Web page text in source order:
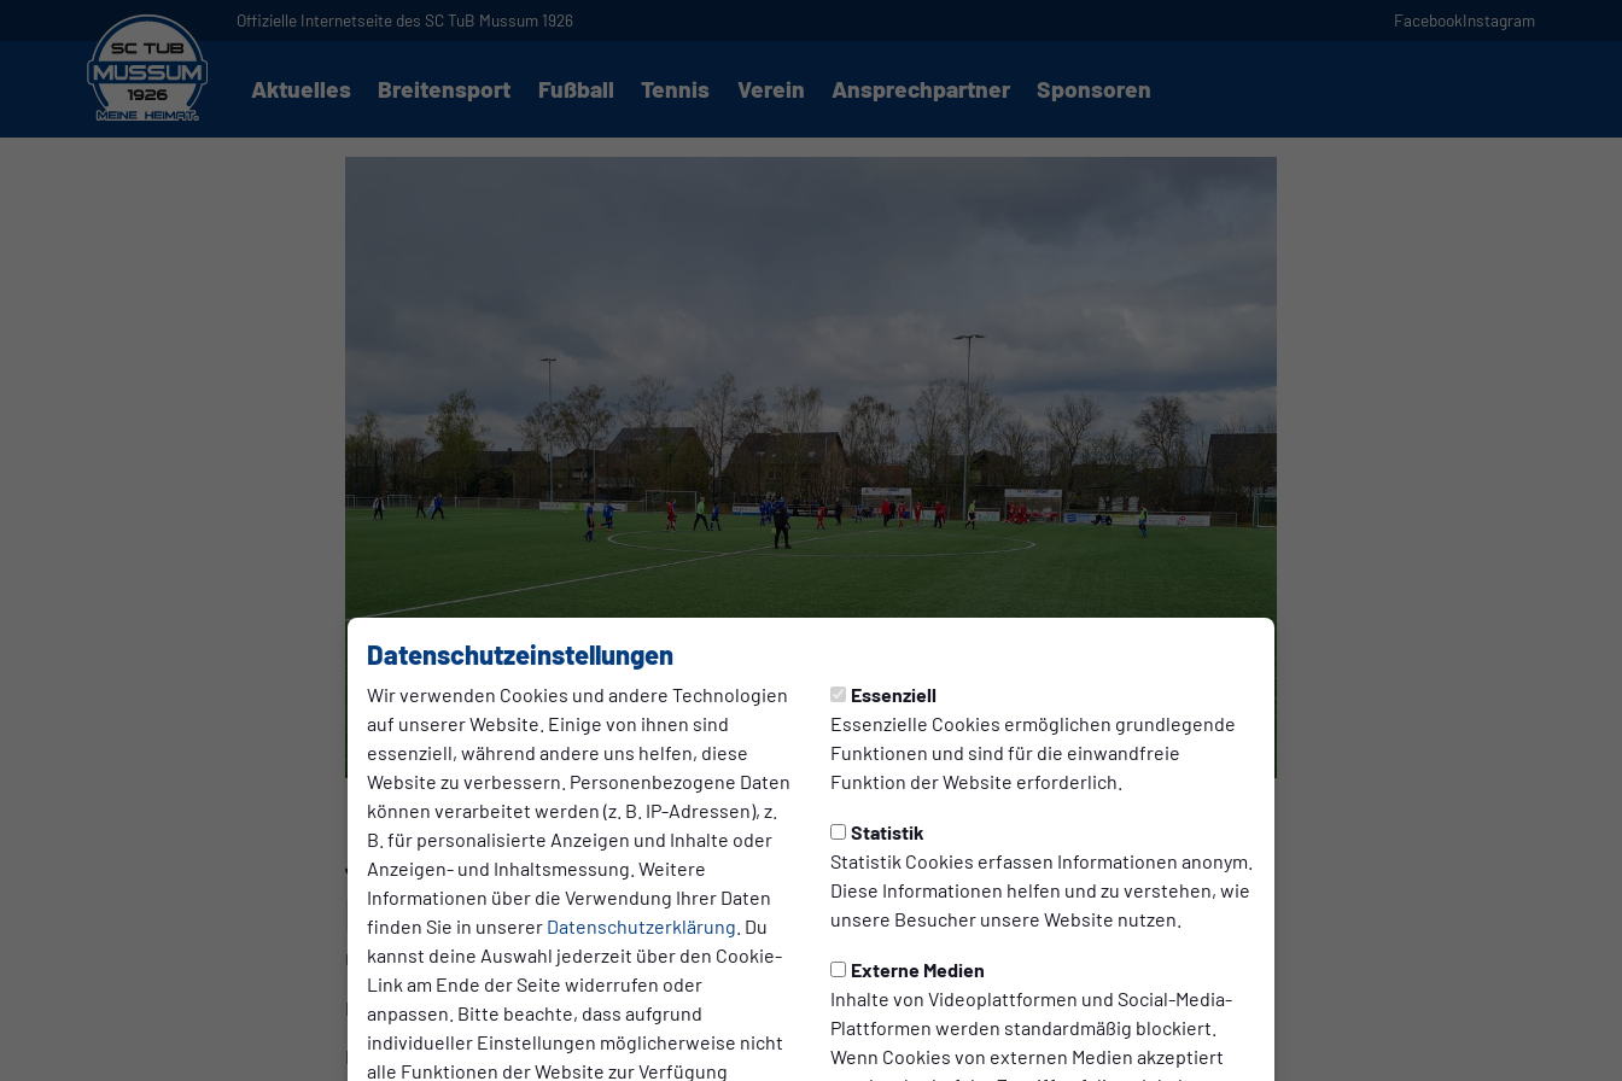
Datenschutzeinstellungen
Wir verwenden Cookies und andere Technologien
auf unserer Website. Einige von ihnen sind
essenziell, während andere uns helfen, diese
Website zu verbessern. Personenbezogene Daten
können verarbeitet werden (z. B. IP-Adressen), z.
B. für personalisierte Anzeigen und Inhalte oder
Anzeigen- und Inhaltsmessung. Weitere
Informationen über die Verwendung Ihrer Daten
finden Sie in unserer Datenschutzerklärung . Du
kannst deine Auswahl jederzeit über den Cookie-
Link am Ende der Seite widerrufen oder
anpassen. Bitte beachte, dass aufgrund
individueller Einstellungen möglicherweise nicht
alle Funktionen der Website zur Verfügung
Essenziell
Essenzielle Cookies ermöglichen grundlegende
Funktionen und sind für die einwandfreie
Funktion der Website erforderlich.
Statistik
Statistik Cookies erfassen Informationen anonym.
Diese Informationen helfen und zu verstehen, wie
unsere Besucher unsere Website nutzen.
Externe Medien
Inhalte von Videoplattformen und Social-Media-
Plattformen werden standardmäßig blockiert.
Wenn Cookies von externen Medien akzeptiert
Offizielle Internetseite des SC TuB Mussum 1926 FacebookInstagram
Aktuelles Breitensport Fußball Tennis Verein Ansprechpartner Sponsoren
JUGEND Samstag, 02.04.2022 13:26 Uhr | Tobias Brambrink
Derbysieger!!!
Unter großen Jubel besiegte die D1 den Nachbarn aus Biemenhorst verdient mit 3:0 (1:0).
Die Tore einer starken Mannschaftsleistung steuerten 2x Sobhan und 1x Ashir hinzu.
Mit aktuell 12 Punkten und Tabellenplatz 5 rückt der Klassenerhalt ein ganzes Stück näher.